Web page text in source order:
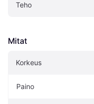
Teho
Mitat
Korkeus
Paino